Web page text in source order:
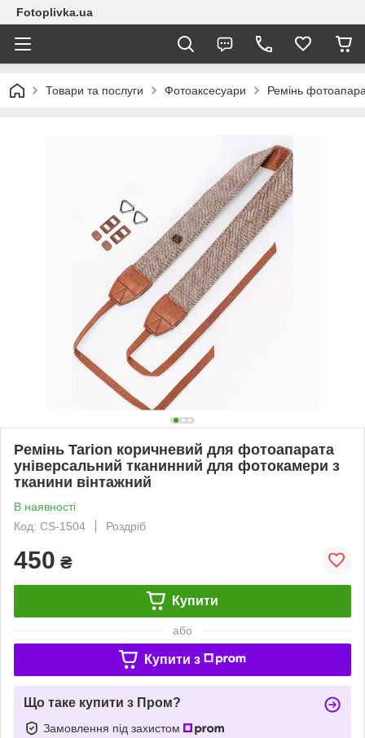
Fotoplivka.ua
Товари та послуги Фотоаксесуари Ремінь
Ремінь Tarion коричневий для фотоапарата
універсальний тканинний для фотокамери з
тканини вінтажний
В наявності
Код: CS-1504
Роздріб
450 ₴
Купити
або
Купити з
Що таке купити з Пром?
Замовлення під захистом